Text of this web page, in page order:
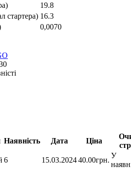
19.8
стартера) 16.3
0,0070
Наявність Дата Ціна
6 15.03.202440.00грн.
У